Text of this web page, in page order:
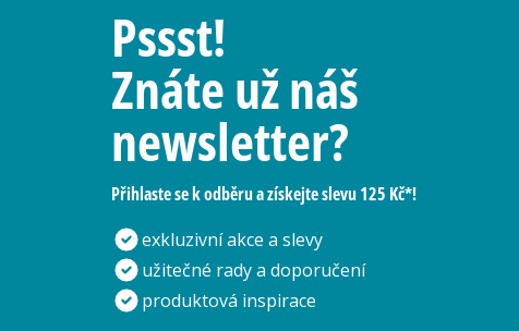
Pssst!
Znáte už náš
newsletter?
Přihlaste se k odběru a získejte slevu 125 Kč*!
exkluzivní akce a slevy
užitečné rady a doporučení
produktová inspirace